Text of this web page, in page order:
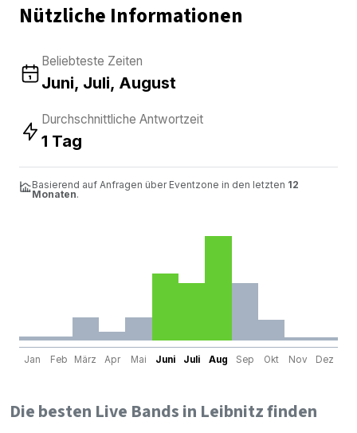
Nützliche Informationen
Beliebteste Zeiten
Juni, Juli, August
Durchschnittliche Antwortzeit
1 Tag
Basierend auf Anfragen über Eventzone in den letzten 12
Monaten.
Jan Feb März Apr Mai Juni Juli Aug Sep Okt Nov Dez
Die besten Live Bands in Leibnitz finden